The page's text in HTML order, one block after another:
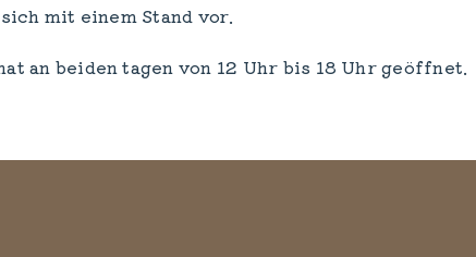
mit einem Stand vor.
an beiden tagen von 12 Uhr bis 18 Uhr geöffnet.